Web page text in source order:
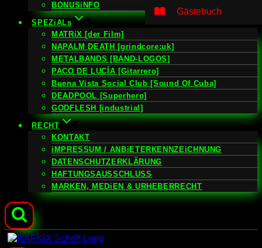
BONUSiNFO
SPEZiALs
MATRiX [der Film]
NAPALM DEATH [grindcore:uk]
METALBANDS [BAND-LOGOS]
PACO DE LUCÍA [Gitarrero]
Buena Vista Social Club [Sound Of Cuba]
DEADPOOL [Superhero]
GODFLESH [industrial]
RECHT
KONTAKT
iMPRESSUM / ANBiETERKENNZEiCHNUNG
DATENSCHUTZERKLÄRUNG
HAFTUNGSAUSSCHLUSS
MARKEN, MEDiEN & URHEBERRECHT
Gästebuch